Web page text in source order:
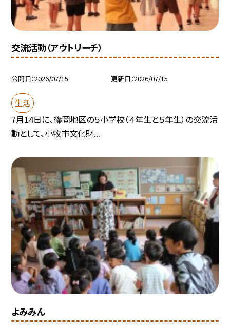
交流活動（アウトリーチ）
公開日 2026/07/15 更新日 2026/07/15
生活
7月14日に、篠岡地区の５小学校（４年生と５年生）の交流活
動として、小牧市文化財...
よみみん